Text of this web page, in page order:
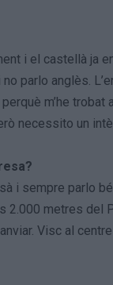
i el castellà ja
parlo anglès.
m’he
necessito un
i sempre parlo
2.000 metres
Visc al